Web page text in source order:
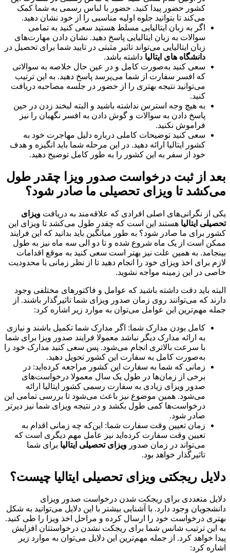
کشور حضور پیدا کنید. حضور با لباس رسمی به شما کمک
می‌کند تا بتوانید جلوه اولیه مناسبی را از خود نشان دهید.
اگر به زبان ایتالیایی مسلط هستید سعی کنید به تمامی
سوالات به زبان ایتالیایی پاسخ دهید. نشان دادن مهارت‌های
زبان ایتالیایی می‌تواند تاثیر مثبتی در تایید شما برای تحصیل در
دانشگاه های ایتالیا داشته باشد.
سعی کنید به‌صورت کامل و در عین حال خلاصه به سوالاتی
که افسر سفارت از شما می‌پرسد پاسخ دهید. به این ترتیب
می‌توانید نتیجه بهتری را از حضور در جلسه مصاحبه دریافت
کنید.
به هیچ وجه استرس نداشته باشید و البته لبخند زدن در حین
پاسخ دادن به سوالات و گوش دادن به افسر نگهبان را نیز
فراموش نکنید.
سعی کنید توضیحات کاملی درباره دلیل مهاجرت خود به
کشور ایتالیا ارائه دهید. در این مرحله شما باید انگیزه و هدف
خود از سفر به این کشور را به طور کامل توضیح دهید.
بعد از ثبت درخواست صدور ویزا چقدر طول
می‌کشد تا ویزای تحصیلی ما صادر شود؟
یکی از نگرانی‌های اصلی افرادی که علاقه‌مند به دریافت ویزای
تحصیلی ایتالیا هستند این است که چقدر طول می‌کشد تا ویزای این
کشور برای ما صادر شود؟ به طور میانگین باید بدانید که این فرایند
ممکن است از یک ماه شروع شده و تا دو الی سه ماه نیز به طول
بینجامد. به همین علت نیز بهتر است سعی کنید به موقع اقدامات
لازم برای اخذ ویزای خود را انجام دهید تا از نظر زمانی با محدودیت
خاصی در این زمینه مواجه نشوید.
البته باید دقت داشته باشید که عوامل و فاکتورهای مختلفی وجود
دارند که می‌توانند روی زمان صدور ویزای شما تاثیرگذار باشند. از
جمله مهم‌ترین این عوامل می‌توان به موارد زیر اشاره کرد:
کامل بودن مدارک شما: اگر مدارک شما تکمیل باشند و نیازی
به ارائه مدارک دیگر نباشد معمولا فرایند صدور ویزا برای شما
با سرعت بالاتری انجام می‌شود. پس سعی کنید مدارک خود را
به‌صورت کامل به سفارت این کشور تحویل دهید.
زمانی که شما به سفارت این کشور مراجعه کرده‌اید: در
برخی از زمان‌ها در طول یک سال معمولا درخواست‌های
صدور ویزای زیادی به سفارت رسمی کشور ایتالیا ارائه
می‌شود. همین موضوع نیز باعث می‌شود تا بررسی تمامی این
درخواست‌ها کمی طول بکشد و در نتیجه ویزای شما نیز دیرتر
صادر شود.
زمان تعیین وقت سفارت شما: این‌که چه زمانی اقدام به
تعیین وقت سفارت کرده‌اید نیز عامل مهم دیگری است که
می‌تواند در زمان صدور ویزای تحصیلی ایتالیا برای شما
تاثیرگذار خواهد بود.
دلایل ریجکتی ویزای تحصیلی ایتالیا چیست؟
دلایل متعددی برای ریجکت شدن درخواست صدور ویزای
دانشجویان وجود دارد. با آشنایی بیشتر با این دلایل می‌توانید به شکل
بهتری درخواست خود را ارسال کرده و مراحل اخذ ویزا را طی کنید.
به این ترتیب شانس شما برای ریجکت نشدن درخواستتان افزایش
پیدا خواهد کرد. از جمله مهم‌ترین این دلایل می‌توان به موارد زیر
اشاره کرد: